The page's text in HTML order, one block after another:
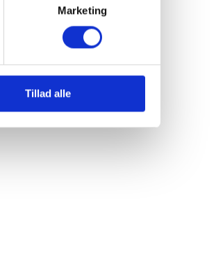
Marketing
Tillad alle